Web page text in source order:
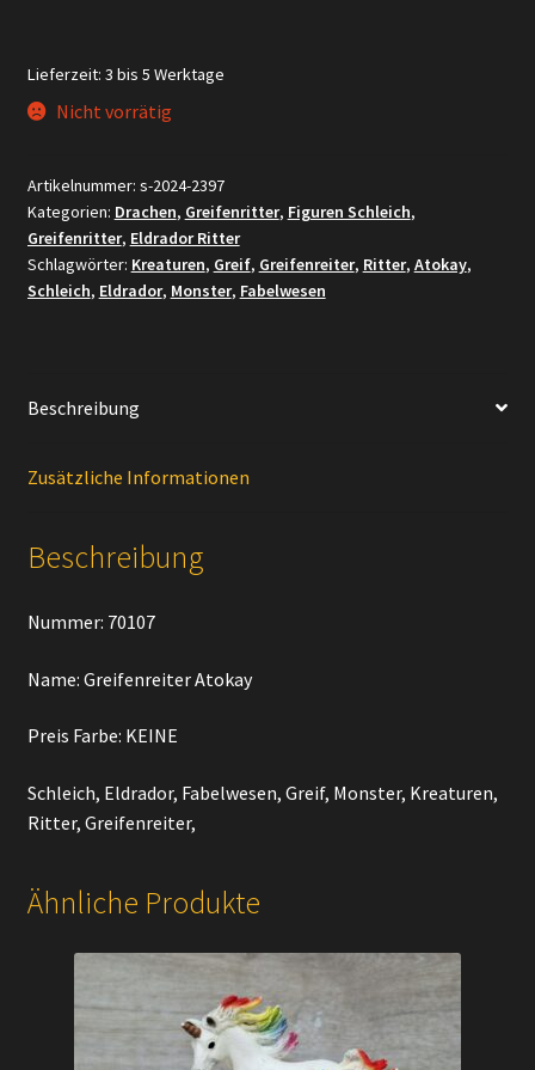
Lieferzeit: 3 bis 5 Werktage
Nicht vorrätig
Artikelnummer: s-2024-2397
Kategorien: Drachen, Greifenritter, Figuren Schleich,
Greifenritter, Eldrador Ritter
Schlagwörter: Kreaturen, Greif, Greifenreiter, Ritter, Atokay,
Schleich, Eldrador, Monster, Fabelwesen
Beschreibung
Zusätzliche Informationen
Beschreibung
Nummer: 70107
Name: Greifenreiter Atokay
Preis Farbe: KEINE
Schleich, Eldrador, Fabelwesen, Greif, Monster, Kreaturen,
Ritter, Greifenreiter,
Ähnliche Produkte